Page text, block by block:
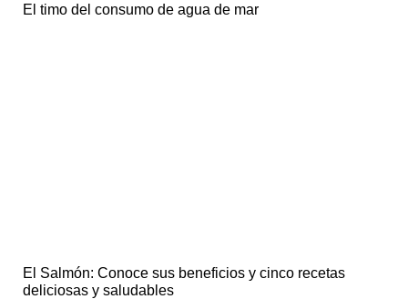
El timo del consumo de agua de mar
El Salmón: Conoce sus beneficios y cinco recetas
deliciosas y saludables